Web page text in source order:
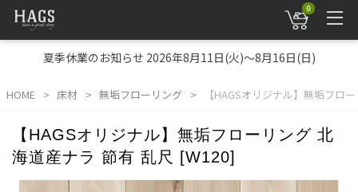
0
夏季休業のお知らせ 2026年8月11日(火)～8月16日(日)
HOME 床材 無垢フローリング 【HAGSオリジナル】無垢フロ
【HAGSオリジナル】無垢フローリング 北
海道産ナラ 節有 乱尺 [W120]